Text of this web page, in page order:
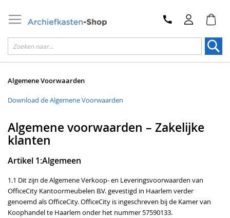
Algemene Voorwaarden
Download de Algemene Voorwaarden
Algemene voorwaarden – Zakelijke
klanten
Artikel 1:Algemeen
1.1 Dit zijn de Algemene Verkoop- en Leveringsvoorwaarden van
OfficeCity Kantoormeubelen B.V. gevestigd in Haarlem verder
genoemd als OfficeCity. OfficeCity is ingeschreven bij de Kamer van
Koophandel te Haarlem onder het nummer 57590133.